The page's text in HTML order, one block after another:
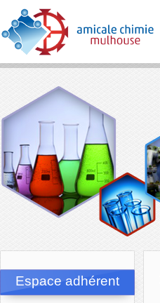
Espace adhérent